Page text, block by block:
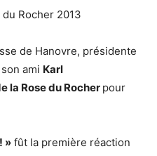
de Hanovre, présidente
ami Karl
la Rose du Rocher pour
» fût la première réaction